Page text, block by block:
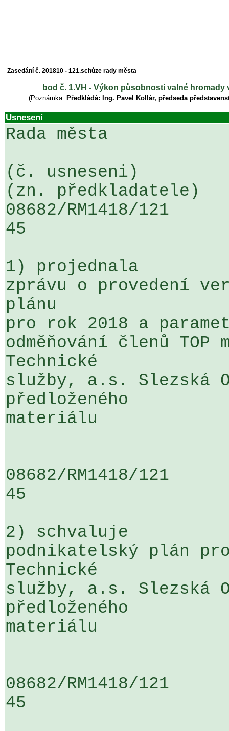
Zasedání č. 201810 - 121.schůze rady města
bod č. 1.VH - Výkon působnosti valné
(Poznámka: Předkládá: Ing. Pavel Kollár, předseda
Usnesení
Rada města
(č. usneseni)
(zn. předkladatele)
08682/RM1418/
45
1) projednala
zprávu o provedení
plánu
pro rok 2018 a
odměňování členů TOP
Technické
služby, a.s. Slezská
předloženého
materiálu
08682/RM1418/
45
2) schvaluje
podnikatelský plán
Technické
služby, a.s. Slezská
předloženého
materiálu
08682/RM1418/
45